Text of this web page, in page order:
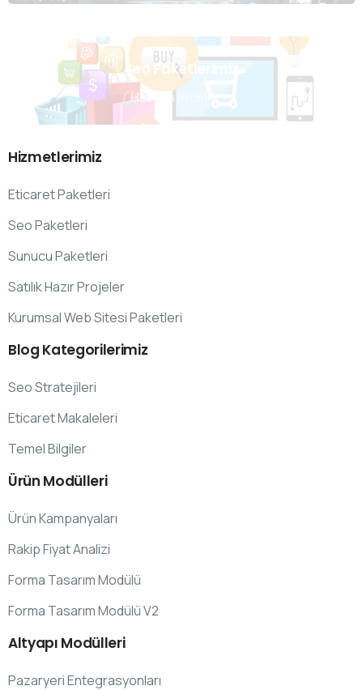
Seo Paketlerimiz
Hemen İncele
Hizmetlerimiz
Eticaret Paketleri
Seo Paketleri
Sunucu Paketleri
Satılık Hazır Projeler
Kurumsal Web Sitesi Paketleri
Blog Kategorilerimiz
Seo Stratejileri
Eticaret Makaleleri
Temel Bilgiler
Ürün Modülleri
Ürün Kampanyaları
Rakip Fiyat Analizi
Forma Tasarım Modülü
Forma Tasarım Modülü V2
Altyapı Modülleri
Pazaryeri Entegrasyonları